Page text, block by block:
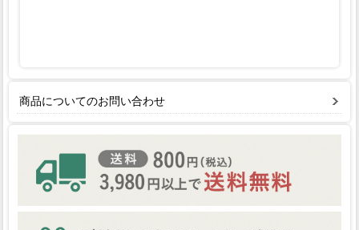
商品についてのお問い合わせ